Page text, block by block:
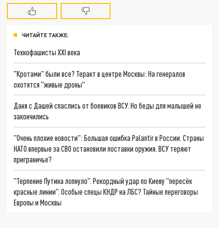
ЧИТАЙТЕ ТАКЖЕ:
Технофашисты XXI века
"Кротами" были все? Теракт в центре Москвы: На генералов
охотятся "живые дроны"
Даня с Дашей спаслись от боевиков ВСУ. Но беды для малышей не
закончились
"Очень плохие новости": Большая ошибка Palantir в России. Страны
НАТО впервые за СВО остановили поставки оружия. ВСУ теряют
приграничье?
"Терпение Путина лопнуло". Рекордный удар по Киеву "пересёк
красные линии". Особые спецы КНДР на ЛБС? Тайные переговоры
Европы и Москвы